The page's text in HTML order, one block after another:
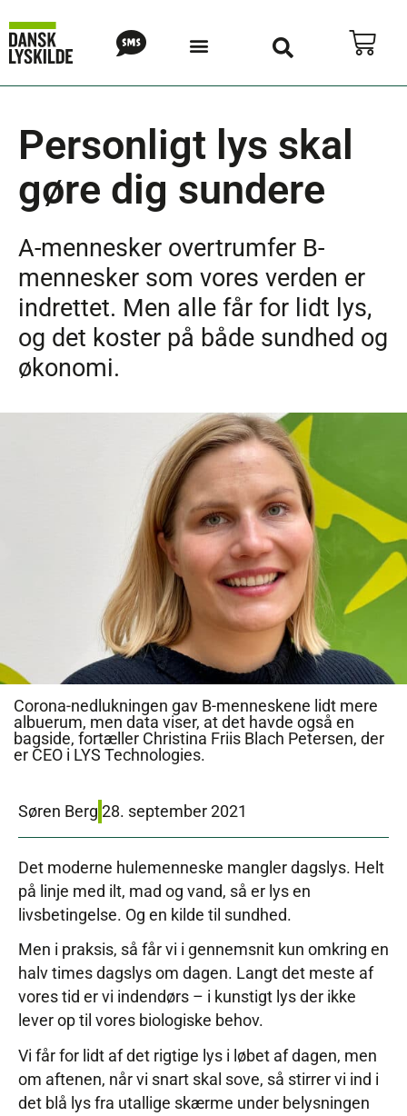
Personligt lys skal
gøre dig sundere
A-mennesker overtrumfer B-
mennesker som vores verden er
indrettet. Men alle får for lidt lys,
og det koster på både sundhed og
økonomi.
Corona-nedlukningen gav B-menneskene lidt mere
albuerum, men data viser, at det havde også en
bagside, fortæller Christina Friis Blach Petersen, der
er CEO i LYS Technologies.
Søren Berg 28. september 2021
Det moderne hulemenneske mangler dagslys. Helt
på linje med ilt, mad og vand, så er lys en
livsbetingelse. Og en kilde til sundhed.
Men i praksis, så får vi i gennemsnit kun omkring en
halv times dagslys om dagen. Langt det meste af
vores tid er vi indendørs – i kunstigt lys der ikke
lever op til vores biologiske behov.
Vi får for lidt af det rigtige lys i løbet af dagen, men
om aftenen, når vi snart skal sove, så stirrer vi ind i
det blå lys fra utallige skærme under belysningen